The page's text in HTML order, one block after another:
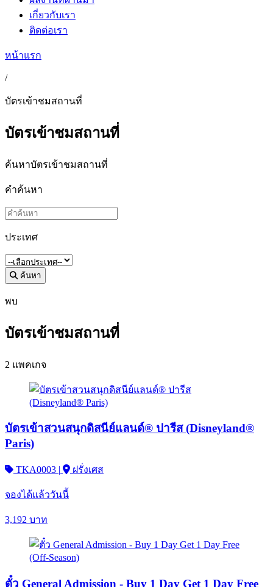
เกี่ยวกับเรา
ติดต่อเรา
หน้าแรก
/
บัตรเข้าชมสถานที่
บัตรเข้าชมสถานที่
ค้นหาบัตรเข้าชมสถานที่
คำค้นหา
ประเทศ
ค้นหา
พบ
บัตรเข้าชมสถานที่
2 แพคเกจ
บัตรเข้าสวนสนุกดิสนีย์แลนด์® ปารีส (Disneyland®
Paris)
TKA0003 | ฝรั่งเศส
จองได้แล้ววันนี้
3,192 บาท
ตั๋ว General Admission - Buy 1 Day Get 1 Day Free